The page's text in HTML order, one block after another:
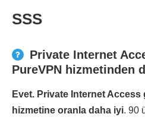
SSS
Private Internet
PureVPN hizmetinden
Evet. Private Internet Access
hizmetine oranla daha iyi. 90